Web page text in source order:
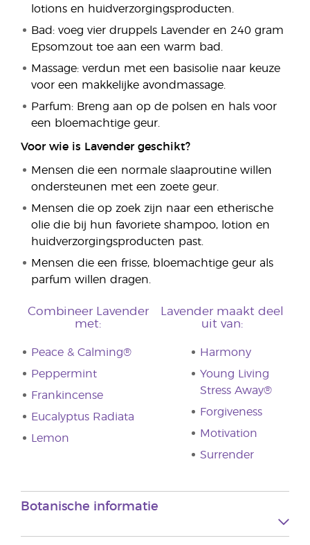
lotions en huidverzorgingsproducten.
Bad: voeg vier druppels Lavender en 240 gram
Epsomzout toe aan een warm bad.
Massage: verdun met een basisolie naar keuze
voor een makkelijke avondmassage.
Parfum: Breng aan op de polsen en hals voor
een bloemachtige geur.
Voor wie is Lavender geschikt?
Mensen die een normale slaaproutine willen
ondersteunen met een zoete geur.
Mensen die op zoek zijn naar een etherische
olie die bij hun favoriete shampoo, lotion en
huidverzorgingsproducten past.
Mensen die een frisse, bloemachtige geur als
parfum willen dragen.
Combineer Lavender
met:
Peace & Calming®
Peppermint
Frankincense
Eucalyptus Radiata
Lemon
Lavender maakt deel
uit van:
Harmony
Young Living
Stress Away®
Forgiveness
Motivation
Surrender
Botanische informatie